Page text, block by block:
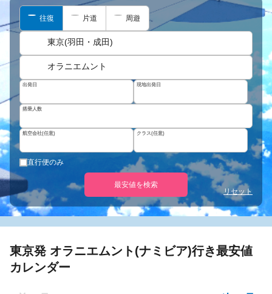
往復 片道 周遊
東京(羽田・成田)
オラニエムント
出発日 現地出発日
搭乗人数
航空会社(任意) クラス(任意)
直行便のみ
最安値を検索
リセット
東京発 オラニエムント(ナミビア)行き最安値
カレンダー